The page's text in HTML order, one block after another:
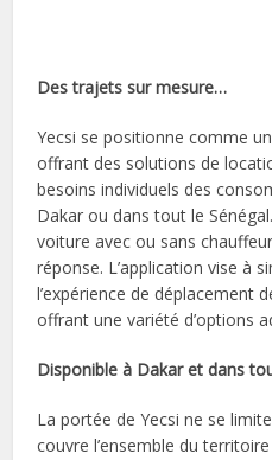
Des trajets sur mesure…
Yecsi se positionne comme
offrant des solutions de
besoins individuels des
Dakar ou dans tout le
voiture avec ou sans
réponse. L’application vise à
l’expérience de déplacement
offrant une variété d’options
Disponible à Dakar et dans
La portée de Yecsi ne se
couvre l’ensemble du